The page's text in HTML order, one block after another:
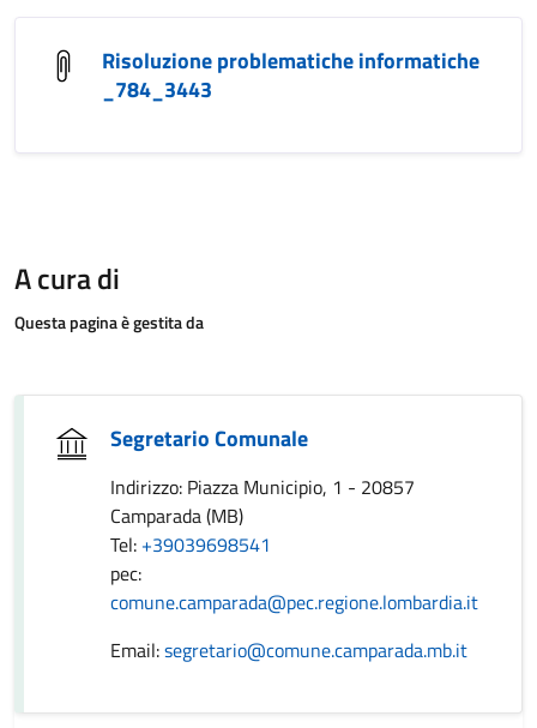
Risoluzione problematiche informatiche
_784_3443
A cura di
Questa pagina è gestita da
Segretario Comunale
Indirizzo: Piazza Municipio, 1 - 20857
Camparada (MB)
Tel: +39039698541
pec:
comune.camparada@pec.regione.lombardia.it
Email:segretario@comune.camparada.mb.it